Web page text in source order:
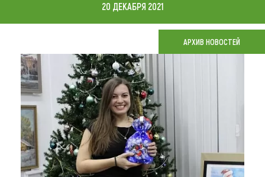
Что привезти (сувениры)
О регионе
Коллекция впечатлений
Другие рубрики
20 ДЕКАБРЯ 2021
АРХИВ НОВОСТЕЙ